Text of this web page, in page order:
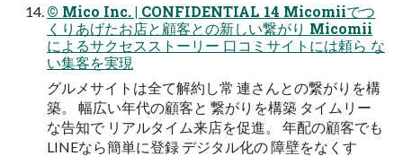
© Mico Inc. | CONFIDENTIAL 14 Micomiiでつ
くりあげたお店と顧客との新しい繋がり Micomii
によるサクセスストーリー ⼝コミサイトには頼ら な
い集客を実現
グルメサイトは全て解約し常 連さんとの繋がりを構
築。 幅広い年代の顧客と 繋がりを構築 タイムリー
な告知で リアルタイム来店を促進。 年配の顧客でも
LINEなら簡単に登録 デジタル化の 障壁をなくす